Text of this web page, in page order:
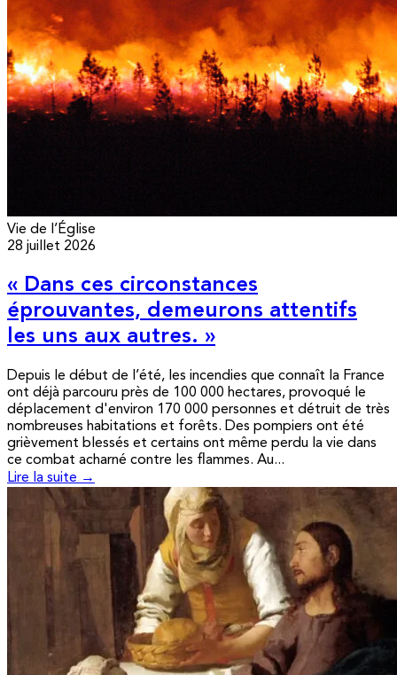
Vie de l’Église
28 juillet 2026
« Dans ces circonstances
éprouvantes, demeurons attentifs
les uns aux autres. »
Depuis le début de l’été, les incendies que connaît la France
ont déjà parcouru près de 100 000 hectares, provoqué le
déplacement d'environ 170 000 personnes et détruit de très
nombreuses habitations et forêts. Des pompiers ont été
grièvement blessés et certains ont même perdu la vie dans
ce combat acharné contre les flammes. Au...
Lire la suite →